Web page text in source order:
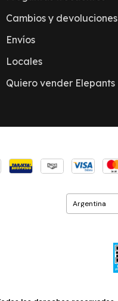
Cambios y devoluciones
Envíos
Locales
Quiero vender Elepants